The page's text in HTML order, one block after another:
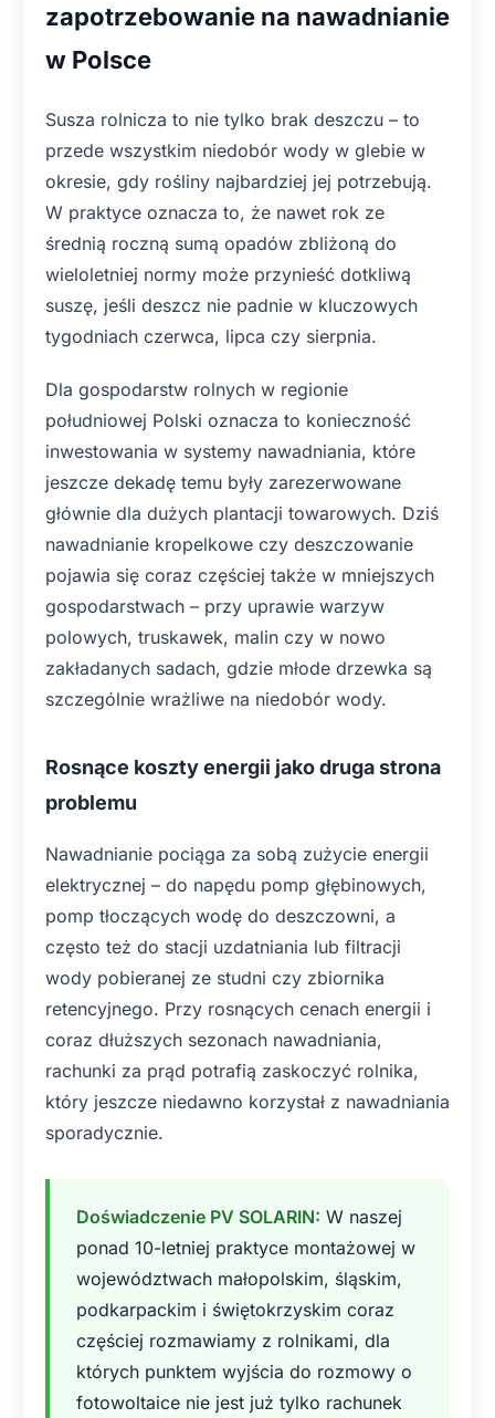
zapotrzebowanie na nawadnianie
w Polsce
Susza rolnicza to nie tylko brak deszczu – to
przede wszystkim niedobór wody w glebie w
okresie, gdy rośliny najbardziej jej potrzebują.
W praktyce oznacza to, że nawet rok ze
średnią roczną sumą opadów zbliżoną do
wieloletniej normy może przynieść dotkliwą
suszę, jeśli deszcz nie padnie w kluczowych
tygodniach czerwca, lipca czy sierpnia.
Dla gospodarstw rolnych w regionie
południowej Polski oznacza to konieczność
inwestowania w systemy nawadniania, które
jeszcze dekadę temu były zarezerwowane
głównie dla dużych plantacji towarowych. Dziś
nawadnianie kropelkowe czy deszczowanie
pojawia się coraz częściej także w mniejszych
gospodarstwach – przy uprawie warzyw
polowych, truskawek, malin czy w nowo
zakładanych sadach, gdzie młode drzewka są
szczególnie wrażliwe na niedobór wody.
Rosnące koszty energii jako druga strona
problemu
Nawadnianie pociąga za sobą zużycie energii
elektrycznej – do napędu pomp głębinowych,
pomp tłoczących wodę do deszczowni, a
często też do stacji uzdatniania lub filtracji
wody pobieranej ze studni czy zbiornika
retencyjnego. Przy rosnących cenach energii i
coraz dłuższych sezonach nawadniania,
rachunki za prąd potrafią zaskoczyć rolnika,
który jeszcze niedawno korzystał z nawadniania
sporadycznie.
Doświadczenie PV SOLARIN: W naszej
ponad 10-letniej praktyce montażowej w
województwach małopolskim, śląskim,
podkarpackim i świętokrzyskim coraz
częściej rozmawiamy z rolnikami, dla
których punktem wyjścia do rozmowy o
fotowoltaice nie jest już tylko rachunek